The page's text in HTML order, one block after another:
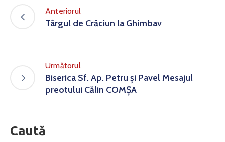
Anteriorul
Târgul de Crăciun la Ghimbav
Următorul
Biserica Sf. Ap. Petru și Pavel Mesajul
preotului Călin COMȘA
Caută